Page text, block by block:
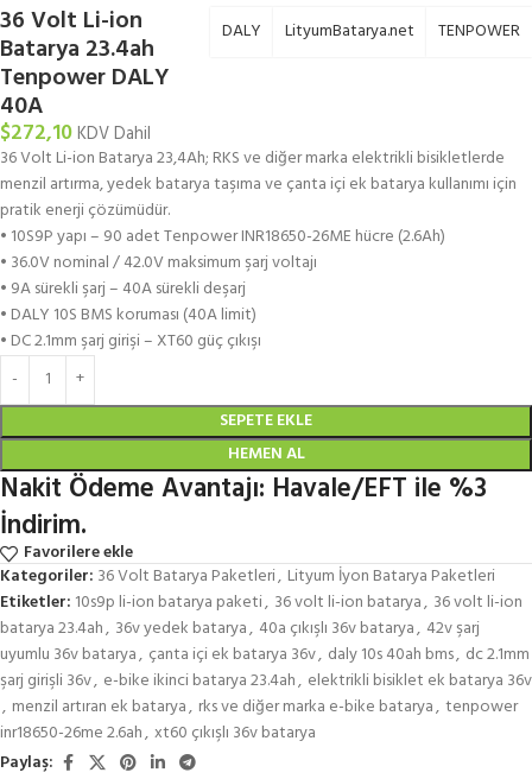
36 Volt Li-ion
Batarya 23.4ah
Tenpower DALY
40A
DALY LityumBatarya.net TENPOWER
$272,10KDV Dahil
36 Volt Li-ion Batarya 23,4Ah; RKS ve diğer marka elektrikli bisikletlerde
menzil artırma, yedek batarya taşıma ve çanta içi ek batarya kullanımı için
pratik enerji çözümüdür.
• 10S9P yapı – 90 adet Tenpower INR18650-26ME hücre (2.6Ah)
• 36.0V nominal / 42.0V maksimum şarj voltajı
• 9A sürekli şarj – 40A sürekli deşarj
• DALY 10S BMS koruması (40A limit)
• DC 2.1mm şarj girişi – XT60 güç çıkışı
SEPETE EKLE
HEMEN AL
Nakit Ödeme Avantajı: Havale/EFT ile %3
İndirim.
Favorilere ekle
Kategoriler: 36 Volt Batarya Paketleri, Lityum İyon Batarya Paketleri
Etiketler: 10s9p li-ion batarya paketi, 36 volt li-ion batarya, 36 volt li-ion
batarya 23.4ah, 36v yedek batarya, 40a çıkışlı 36v batarya, 42v şarj
uyumlu 36v batarya, çanta içi ek batarya 36v, daly 10s 40ah bms, dc 2.1mm
şarj girişli 36v, e-bike ikinci batarya 23.4ah, elektrikli bisiklet ek batarya 36v
, menzil artıran ek batarya, rks ve diğer marka e-bike batarya, tenpower
inr18650-26me 2.6ah, xt60 çıkışlı 36v batarya
Paylaş: